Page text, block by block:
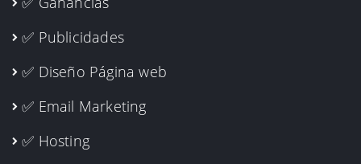
✅ Publicidades
✅ Diseño Página web
✅ Email Marketing
✅ Hosting